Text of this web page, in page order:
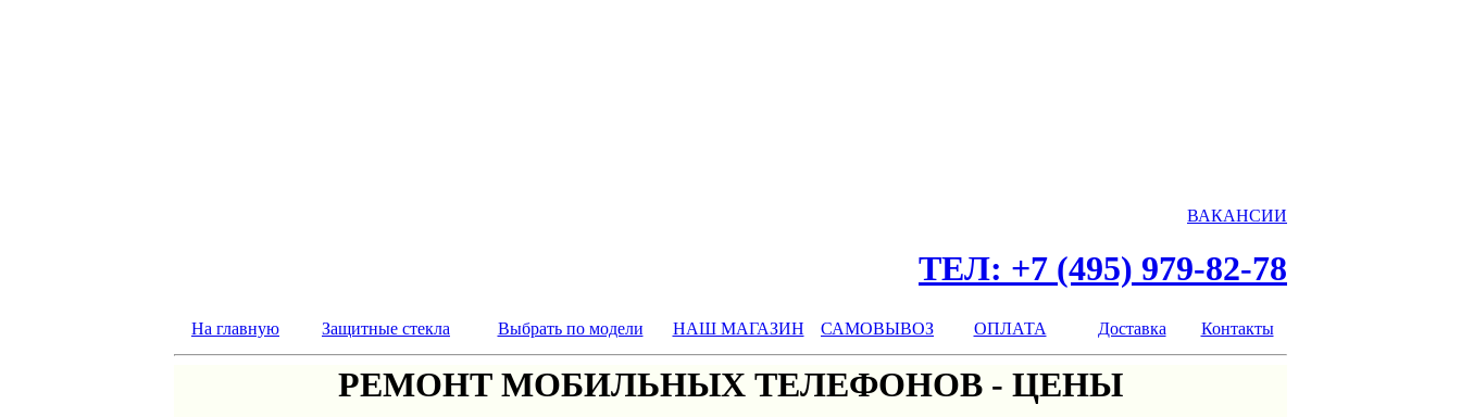
ВАКАНСИИ
ТЕЛ: +7 (495) 979-82-78
На главную Защитные стекла Выбрать по модели НАШ МАГАЗИН САМОВЫВОЗ ОПЛАТА Доставка Контакты
РЕМОНТ МОБИЛЬНЫХ ТЕЛЕФОНОВ - ЦЕНЫ